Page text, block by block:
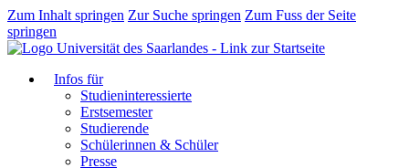
Zum Inhalt springen Zur Suche springen Zum Fuss der Seite
springen
Infos für
Studieninteressierte
Erstsemester
Studierende
Schülerinnen & Schüler
Presse